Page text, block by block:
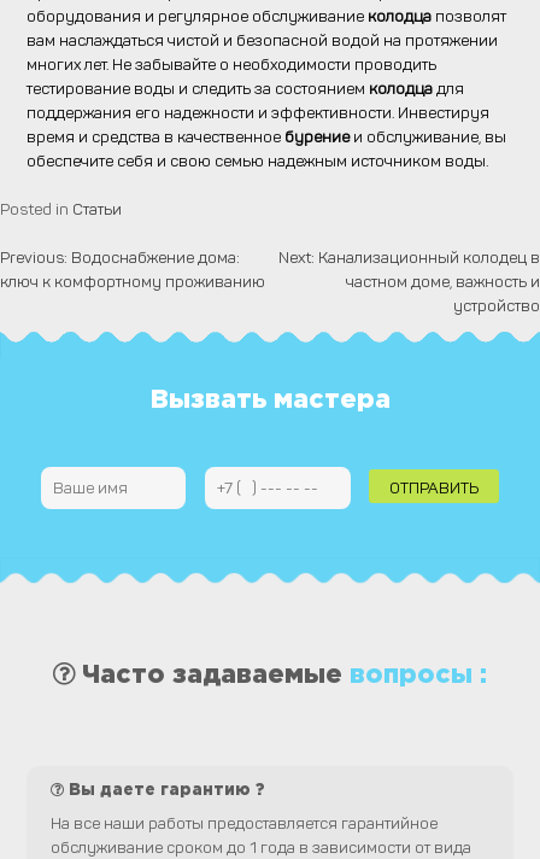
оборудования и регулярное обслуживание колодца позволят
вам наслаждаться чистой и безопасной водой на протяжении
многих лет. Не забывайте о необходимости проводить
тестирование воды и следить за состоянием колодцадля
поддержания его надежности и эффективности. Инвестируя
время и средства в качественное бурениеи обслуживание, вы
обеспечите себя и свою семью надежным источником воды.
Posted in Статьи
Навигация
записям
Previous: Водоснабжение дома:
ключ к комфортному проживанию
Next: Канализационный колодец в
частном доме, важность и
устройство
Вызвать мастера
Часто задаваемые вопросы :
Вы даете гарантию ?
На все наши работы предоставляется гарантийное
обслуживание сроком до 1 года в зависимости от вида